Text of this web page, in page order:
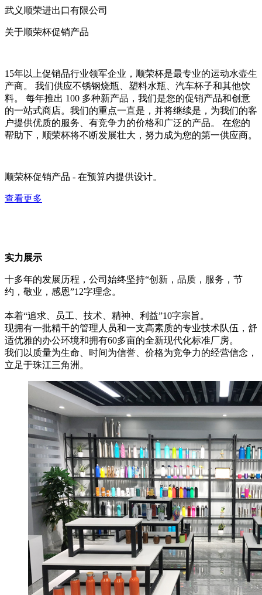
武义顺荣进出口有限公司
关于顺荣杯促销产品
15年以上促销品行业领军企业，顺荣杯是最专业的运动水壶生
产商。 我们供应不锈钢烧瓶、塑料水瓶、汽车杯子和其他饮
料。 每年推出 100 多种新产品，我们是您的促销产品和创意
的一站式商店。我们的重点一直是，并将继续是，为我们的客
户提供优质的服务、有竞争力的价格和广泛的产品。 在您的
帮助下，顺荣杯将不断发展壮大，努力成为您的第一供应商。
顺荣杯促销产品 - 在预算内提供设计。
查看更多
实力展示
十多年的发展历程，公司始终坚持“创新，品质，服务，节
约，敬业，感恩”12字理念。
本着“追求、员工、技术、精神、利益”10字宗旨。
现拥有一批精干的管理人员和一支高素质的专业技术队伍，舒
适优雅的办公环境和拥有60多亩的全新现代化标准厂房。
我们以质量为生命、时间为信誉、价格为竞争力的经营信念，
立足于珠江三角洲。